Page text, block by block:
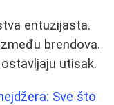
entuzijasta.
brendova.
utisak.
Sve što